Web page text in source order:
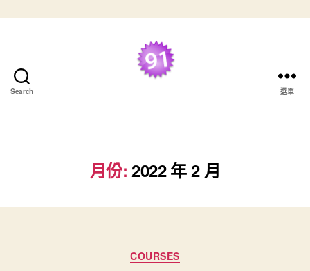
Search 選單
月份: 2022 年 2 月
COURSES